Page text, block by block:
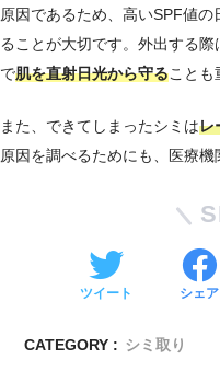
原因であるため、高いSPF値
ることが大切です。外出する
で肌を直射日光から守ることも
また、できてしまったシミはレ
原因を調べるためにも、医療機
ツイート シェア
CATEGORY : シミ取り